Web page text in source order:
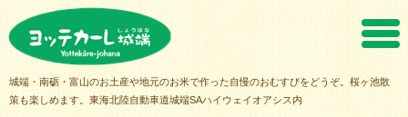
城端・南砺・富山のお土産や地元のお米で作った自慢のおむすびをどうぞ。桜ヶ池散
策も楽しめます。東海北陸自動車道城端SAハイウェイオアシス内